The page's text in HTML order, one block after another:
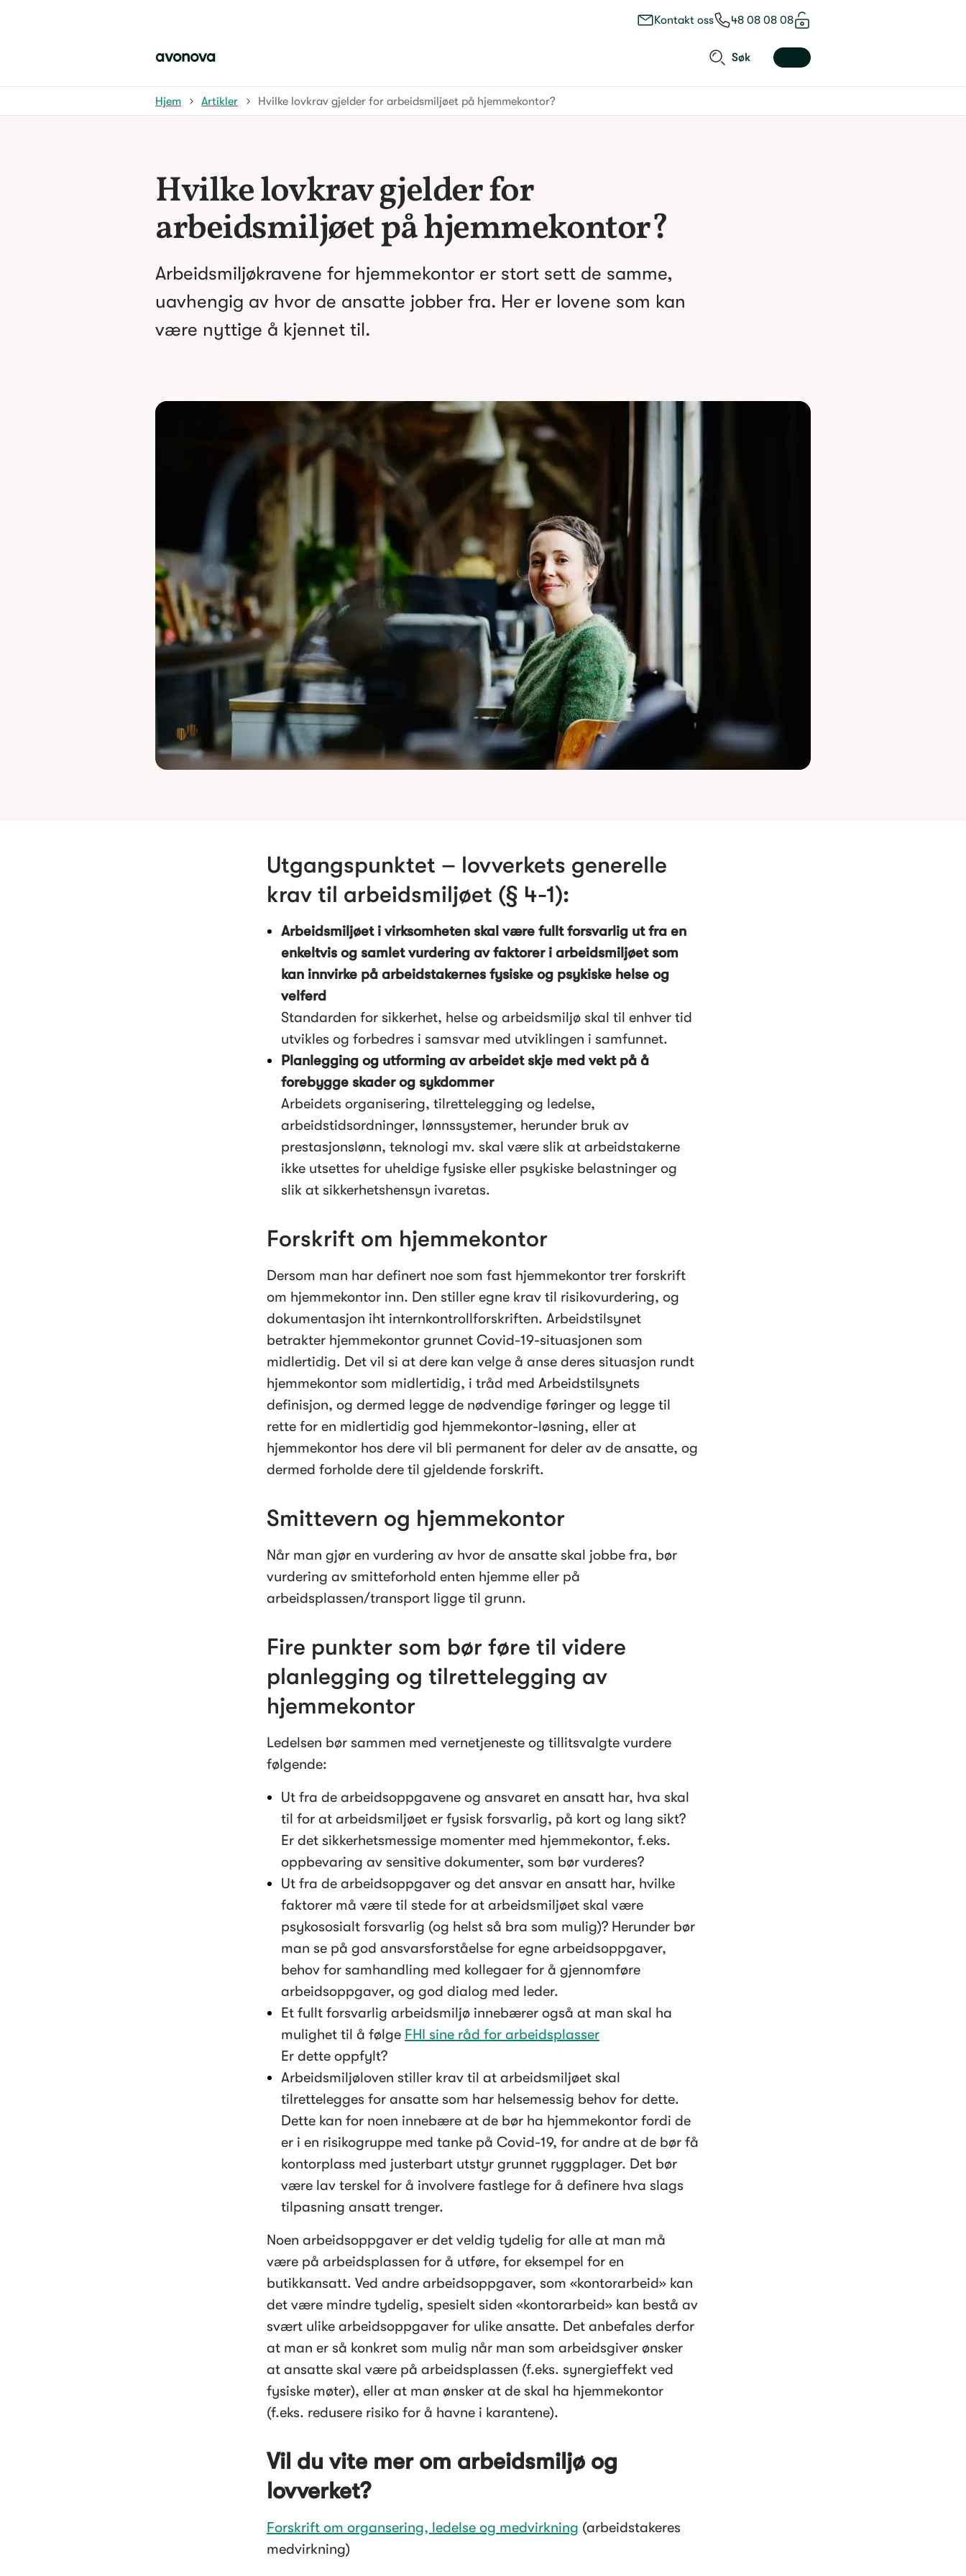
Kontakt oss 48 08 08 08
Søk
Hjem Artikler Hvilke lovkrav gjelder for arbeidsmiljøet på hjemmekontor?
Hvilke lovkrav gjelder for
arbeidsmiljøet på hjemmekontor?
Arbeidsmiljøkravene for hjemmekontor er stort sett de samme,
uavhengig av hvor de ansatte jobber fra. Her er lovene som kan
være nyttige å kjennet til.
Utgangspunktet – lovverkets generelle
krav til arbeidsmiljøet (§ 4-1):
Arbeidsmiljøet i virksomheten skal være fullt forsvarlig ut fra en
enkeltvis og samlet vurdering av faktorer i arbeidsmiljøet som
kan innvirke på arbeidstakernes fysiske og psykiske helse og
Standarden for sikkerhet, helse og arbeidsmiljø skal til enhver tid
utvikles og forbedres i samsvar med utviklingen i samfunnet.
Planlegging og utforming av arbeidet skje med vekt på å
Arbeidets organisering, tilrettelegging og ledelse,
arbeidstidsordninger, lønnssystemer, herunder bruk av
prestasjonslønn, teknologi mv. skal være slik at arbeidstakerne
ikke utsettes for uheldige fysiske eller psykiske belastninger og
slik at sikkerhetshensyn ivaretas.
Forskrift om hjemmekontor
Dersom man har definert noe som fast hjemmekontor trer forskrift
om hjemmekontor inn. Den stiller egne krav til risikovurdering, og
dokumentasjon iht internkontrollforskriften. Arbeidstilsynet
betrakter hjemmekontor grunnet Covid-19-situasjonen som
midlertidig. Det vil si at dere kan velge å anse deres situasjon rundt
hjemmekontor som midlertidig, i tråd med Arbeidstilsynets
definisjon, og dermed legge de nødvendige føringer og legge til
rette for en midlertidig god hjemmekontor-løsning, eller at
hjemmekontor hos dere vil bli permanent for deler av de ansatte, og
dermed forholde dere til gjeldende forskrift.
Smittevern og hjemmekontor
Når man gjør en vurdering av hvor de ansatte skal jobbe fra, bør
vurdering av smitteforhold enten hjemme eller på
arbeidsplassen/transport ligge til grunn.
Fire punkter som bør føre til videre
planlegging og tilrettelegging av
hjemmekontor
Ledelsen bør sammen med vernetjeneste og tillitsvalgte vurdere
følgende:
Ut fra de arbeidsoppgavene og ansvaret en ansatt har, hva skal
til for at arbeidsmiljøet er fysisk forsvarlig, på kort og lang sikt?
Er det sikkerhetsmessige momenter med hjemmekontor, f.eks.
oppbevaring av sensitive dokumenter, som bør vurderes?
Ut fra de arbeidsoppgaver og det ansvar en ansatt har, hvilke
faktorer må være til stede for at arbeidsmiljøet skal være
psykososialt forsvarlig (og helst så bra som mulig)? Herunder bør
man se på god ansvarsforståelse for egne arbeidsoppgaver,
behov for samhandling med kollegaer for å gjennomføre
arbeidsoppgaver, og god dialog med leder.
Et fullt forsvarlig arbeidsmiljø innebærer også at man skal ha
mulighet til å følge FHI sine råd for arbeidsplasser
Er dette oppfylt?
Arbeidsmiljøloven stiller krav til at arbeidsmiljøet skal
tilrettelegges for ansatte som har helsemessig behov for dette.
Dette kan for noen innebære at de bør ha hjemmekontor fordi de
er i en risikogruppe med tanke på Covid-19, for andre at de bør få
kontorplass med justerbart utstyr grunnet ryggplager. Det bør
være lav terskel for å involvere fastlege for å definere hva slags
tilpasning ansatt trenger.
Noen arbeidsoppgaver er det veldig tydelig for alle at man må
være på arbeidsplassen for å utføre, for eksempel for en
butikkansatt. Ved andre arbeidsoppgaver, som «kontorarbeid» kan
det være mindre tydelig, spesielt siden «kontorarbeid» kan bestå av
svært ulike arbeidsoppgaver for ulike ansatte. Det anbefales derfor
at man er så konkret som mulig når man som arbeidsgiver ønsker
at ansatte skal være på arbeidsplassen (f.eks. synergieffekt ved
fysiske møter), eller at man ønsker at de skal ha hjemmekontor
(f.eks. redusere risiko for å havne i karantene).
Vil du vite mer om arbeidsmiljø og
lovverket?
Forskrift om organsering, ledelse og medvirkning (arbeidstakeres
medvirkning)